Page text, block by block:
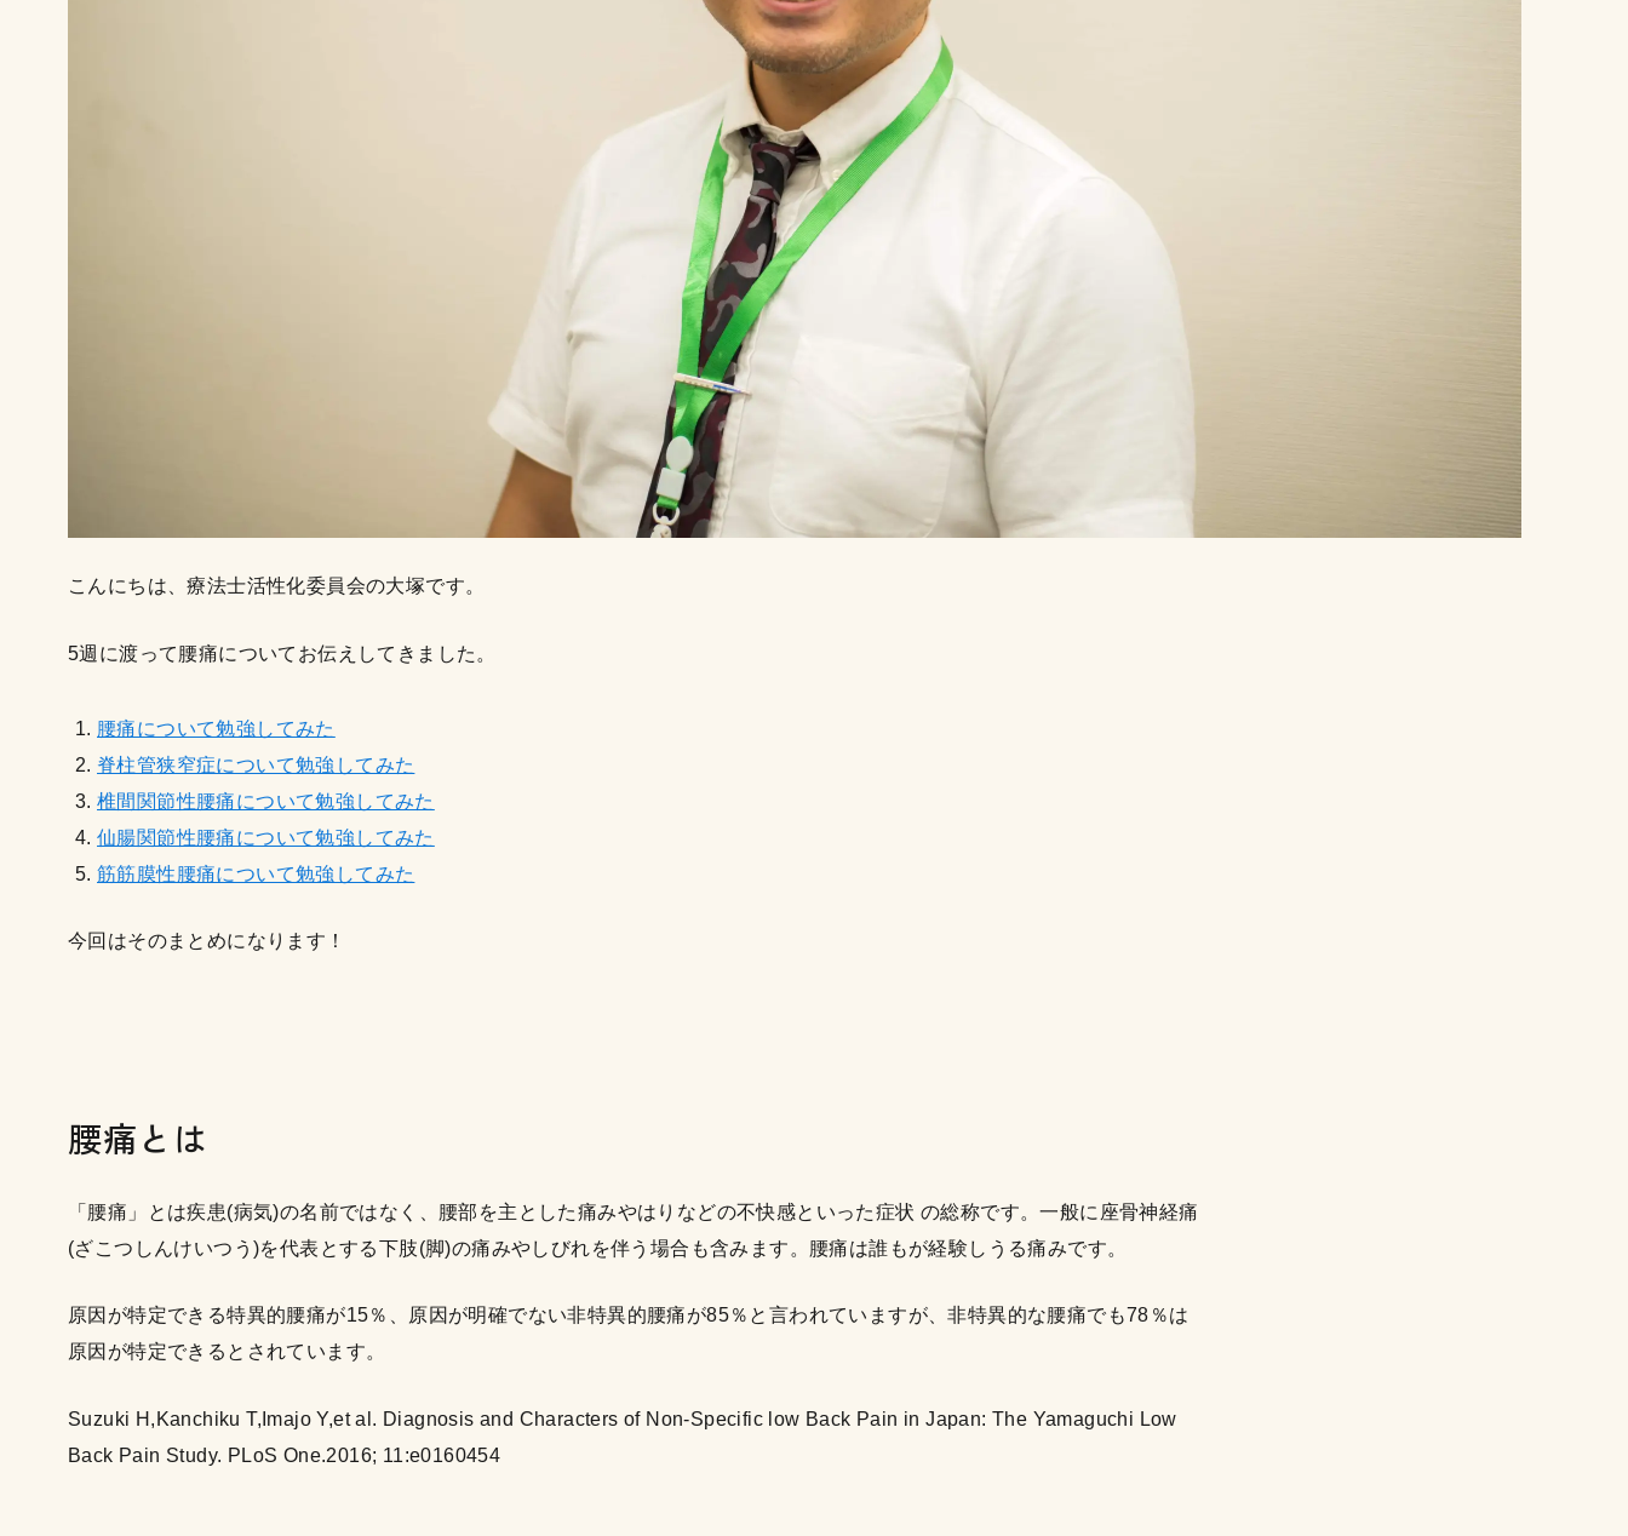
こんにちは、療法士活性化委員会の大塚です。
5週に渡って腰痛についてお伝えしてきました。
腰痛について勉強してみた
脊柱管狭窄症について勉強してみた
椎間関節性腰痛について勉強してみた
仙腸関節性腰痛について勉強してみた
筋筋膜性腰痛について勉強してみた
今回はそのまとめになります！
腰痛とは
「腰痛」とは疾患(病気)の名前ではなく、腰部を主とした痛みやはりなどの不快感といった症状 の総称です。一般に座骨神経痛
(ざこつしんけいつう)を代表とする下肢(脚)の痛みやしびれを伴う場合も含みます。腰痛は誰もが経験しうる痛みです。
原因が特定できる特異的腰痛が15％、原因が明確でない非特異的腰痛が85％と言われていますが、非特異的な腰痛でも78％は
原因が特定できるとされています。
Suzuki H,Kanchiku T,Imajo Y,et al. Diagnosis and Characters of Non-Specific low Back Pain in Japan: The Yamaguchi Low
Back Pain Study. PLoS One.2016; 11:e0160454